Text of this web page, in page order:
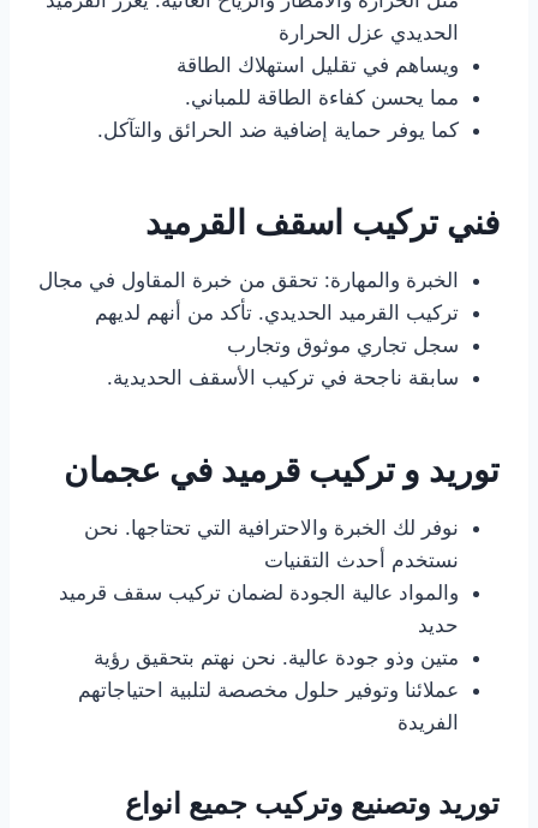
الحديدي عزل الحرارة
ويساهم في تقليل استهلاك الطاقة
مما يحسن كفاءة الطاقة للمباني.
كما يوفر حماية إضافية ضد الحرائق والتآكل.
فني تركيب اسقف القرميد
الخبرة والمهارة: تحقق من خبرة المقاول في مجال
تركيب القرميد الحديدي. تأكد من أنهم لديهم
سجل تجاري موثوق وتجارب
سابقة ناجحة في تركيب الأسقف الحديدية.
توريد و تركيب قرميد في عجمان
نوفر لك الخبرة والاحترافية التي تحتاجها. نحن
نستخدم أحدث التقنيات
والمواد عالية الجودة لضمان تركيب سقف قرميد
حديد
متين وذو جودة عالية. نحن نهتم بتحقيق رؤية
عملائنا وتوفير حلول مخصصة لتلبية احتياجاتهم
الفريدة
توريد وتصنيع وتركيب جميع انواع